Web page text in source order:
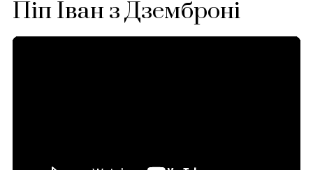
Піп Іван з Дземброні